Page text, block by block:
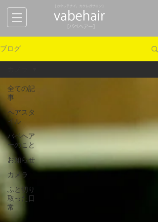
ブログ
全ての記
事
ヘアスタ
イル
バベヘア
ーのこと
お知らせ
カメラ
ふと切り
取った日
常